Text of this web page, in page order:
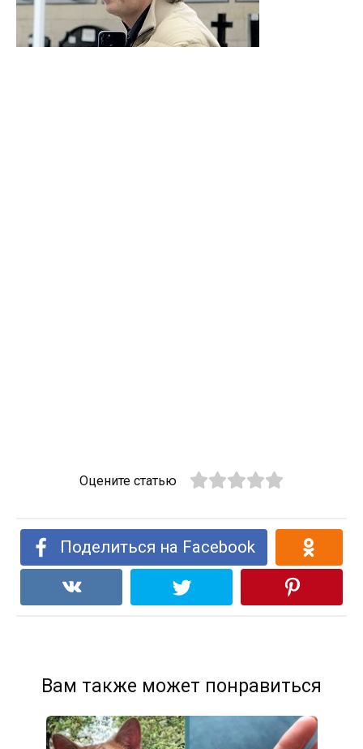
Оцените статью
Поделиться на Facebook
Вам также может понравиться